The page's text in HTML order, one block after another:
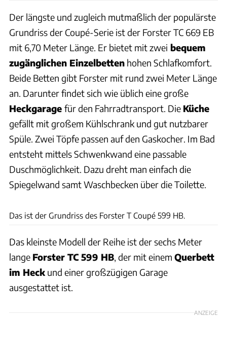
Der längste und zugleich mutmaßlich der populärste
Grundriss der Coupé-Serie ist der Forster TC 669 EB
mit 6,70 Meter Länge. Er bietet mit zwei bequem
zugänglichen Einzelbetten hohen Schlafkomfort.
Beide Betten gibt Forster mit rund zwei Meter Länge
an. Darunter findet sich wie üblich eine große
Heckgarage für den Fahrradtransport. Die Küche
gefällt mit großem Kühlschrank und gut nutzbarer
Spüle. Zwei Töpfe passen auf den Gaskocher. Im Bad
entsteht mittels Schwenkwand eine passable
Duschmöglichkeit. Dazu dreht man einfach die
Spiegelwand samt Waschbecken über die Toilette.
Das ist der Grundriss des Forster T Coupé 599 HB.
Das kleinste Modell der Reihe ist der sechs Meter
lange Forster TC 599 HB, der mit einem Querbett
im Heck und einer großzügigen Garage
ausgestattet ist.
ANZEIGE